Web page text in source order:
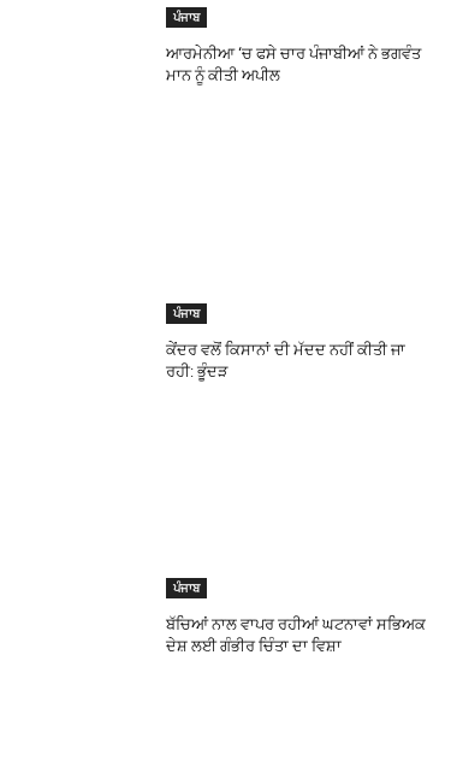
ਪੰਜਾਬ
ਆਰਮੇਨੀਆ ‘ਚ ਫਸੇ ਚਾਰ ਪੰਜਾਬੀਆਂ ਨੇ ਭਗਵੰਤ
ਮਾਨ ਨੂੰ ਕੀਤੀ ਅਪੀਲ
ਪੰਜਾਬ
ਕੇਂਦਰ ਵਲੋਂ ਕਿਸਾਨਾਂ ਦੀ ਮੱਦਦ ਨਹੀਂ ਕੀਤੀ ਜਾ
ਰਹੀ: ਭੂੰਦੜ
ਪੰਜਾਬ
ਬੱਚਿਆਂ ਨਾਲ ਵਾਪਰ ਰਹੀਆਂ ਘਟਨਾਵਾਂ ਸਭਿਅਕ
ਦੇਸ਼ ਲਈ ਗੰਭੀਰ ਚਿੰਤਾ ਦਾ ਵਿਸ਼ਾ